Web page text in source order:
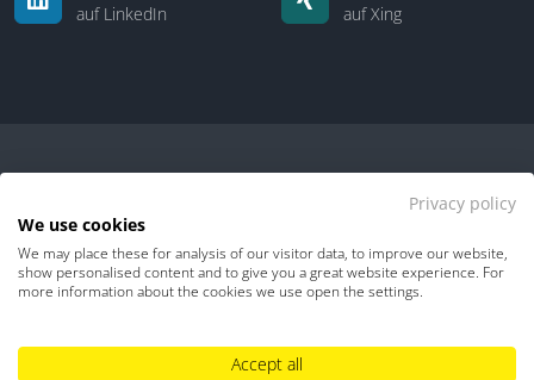
auf LinkedIn
auf Xing
Kontakt | Über uns
Impressum
Privacy policy
We use cookies
We may place these for analysis of our visitor data, to improve our website,
show personalised content and to give you a great website experience. For
more information about the cookies we use open the settings.
Accept all